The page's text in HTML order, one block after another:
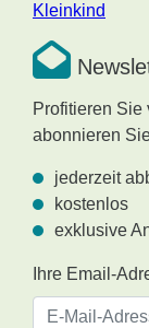
Kleinkind
Profitieren Sie
abonnieren
jederzeit
kostenlos
exklusive
Ihre Email-